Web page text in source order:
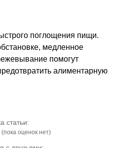
поглощения пищи.
медленное
помогут
алиментарную
статьи:
(пока оценок нет)